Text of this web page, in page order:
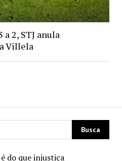
do que injustiça
2, STJ anula
Villela